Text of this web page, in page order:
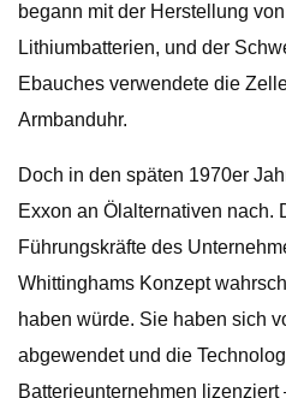
begann mit der Herstellung
Lithiumbatterien, und der
Ebauches verwendete die
Armbanduhr.
Doch in den späten 1970er
Exxon an Ölalternativen nach.
Führungskräfte des
Whittinghams Konzept
haben würde. Sie haben sich
abgewendet und die
Batterieunternehmen